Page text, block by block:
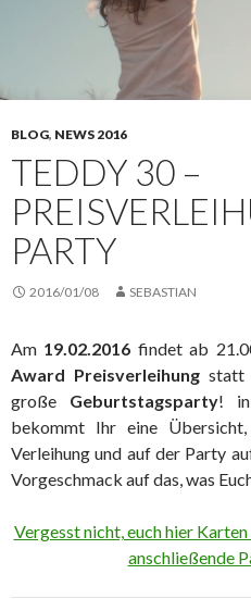
BLOG, NEWS 2016
TEDDY 30 –
PARTY
2016/01/08 SEBASTIAN
Am 19.02.2016 findet ab
Award Preisverleihungstatt
große Geburtstagsparty!
bekommt Ihr eine
Verleihung und auf der Party
Vorgeschmack auf das, was
Vergesst nicht, euch hier
anschließende